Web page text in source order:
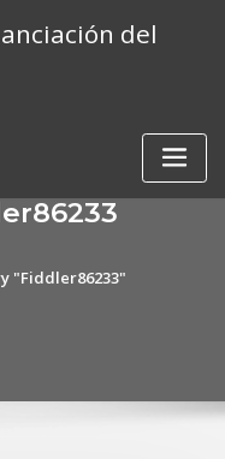
del
"Fiddler86233"